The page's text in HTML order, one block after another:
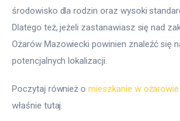
środowisko dla rodzin oraz wysoki
Dlatego też, jeżeli zastanawiasz się nad
Ożarów Mazowiecki powinien znaleźć się
potencjalnych lokalizacji.
Poczytaj również o mieszkanie w
właśnie tutaj.